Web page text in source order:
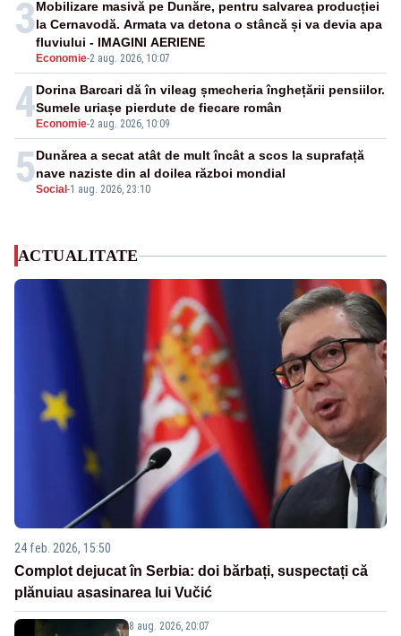
3
Economie-2 aug. 2026, 10:07
Mobilizare masivă pe Dunăre, pentru salvarea producției
la Cernavodă. Armata va detona o stâncă și va devia apa
fluviului - IMAGINI AERIENE
4 Economie-2 aug. 2026, 10:09
Dorina Barcari dă în vileag șmecheria înghețării pensiilor.
Sumele uriașe pierdute de fiecare român
5Social -1 aug. 2026, 23:10
Dunărea a secat atât de mult încât a scos la suprafață
nave naziste din al doilea război mondial
ACTUALITATE
24 feb. 2026, 15:50
Complot dejucat în Serbia: doi bărbați, suspectați că
plănuiau asasinarea lui Vučić
8 aug. 2026, 20:07